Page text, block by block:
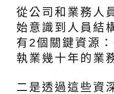
從公司和業務人
始意識到人員結
有2個關鍵資源
執業幾十年的業
二是透過這些資